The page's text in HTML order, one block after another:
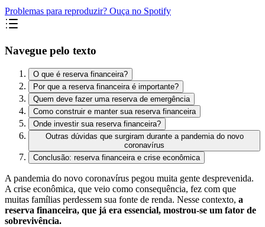
Problemas para reproduzir? Ouça no Spotify
Navegue pelo texto
O que é reserva financeira?
Por que a reserva financeira é importante?
Quem deve fazer uma reserva de emergência
Como construir e manter sua reserva financeira
Onde investir sua reserva financeira?
Outras dúvidas que surgiram durante a pandemia do novo
coronavírus
Conclusão: reserva financeira e crise econômica
A pandemia do novo coronavírus pegou muita gente desprevenida.
A crise econômica, que veio como consequência, fez com que
muitas famílias perdessem sua fonte de renda. Nesse contexto, a
reserva financeira, que já era essencial, mostrou-se um fator de
sobrevivência.